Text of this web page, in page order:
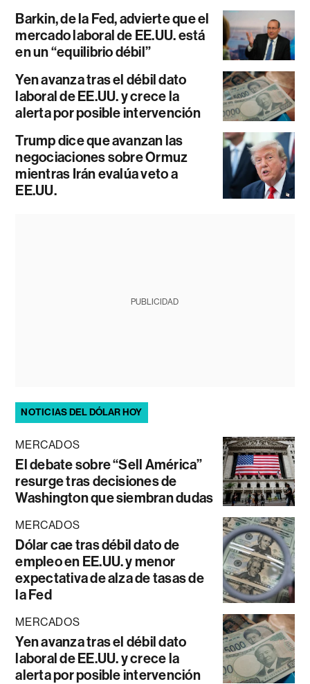
Barkin, de la Fed, advierte que el
mercado laboral de EE.UU. está
en un “equilibrio débil”
Yen avanza tras el débil dato
laboral de EE.UU. y crece la
alerta por posible intervención
Trump dice que avanzan las
negociaciones sobre Ormuz
mientras Irán evalúa veto a
EE.UU.
PUBLICIDAD
NOTICIAS DEL DÓLAR HOY
MERCADOS
El debate sobre “Sell América”
resurge tras decisiones de
Washington que siembran dudas
MERCADOS
Dólar cae tras débil dato de
empleo en EE.UU. y menor
expectativa de alza de tasas de
la Fed
MERCADOS
Yen avanza tras el débil dato
laboral de EE.UU. y crece la
alerta por posible intervención